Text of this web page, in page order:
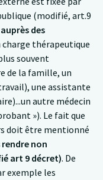
(modifié, art.9
des
thérapeutique
souvent
de la famille, un
une assistante
autre médecin
»). Le fait que
doit être mentionné
non
art 9 décret). De
exemple les